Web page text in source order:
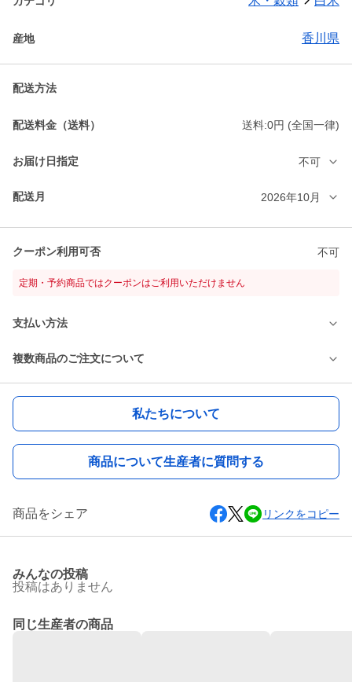
産地 香川県
配送方法
配送料金（送料） 送料:0円 (全国一律)
お届け日指定 不可
配送月 2026年10月
クーポン利用可否 不可
定期・予約商品ではクーポンはご利用いただけません
支払い方法
複数商品のご注文について
私たちについて
商品について生産者に質問する
商品をシェア リンクをコピー
みんなの投稿
投稿はありません
同じ生産者の商品